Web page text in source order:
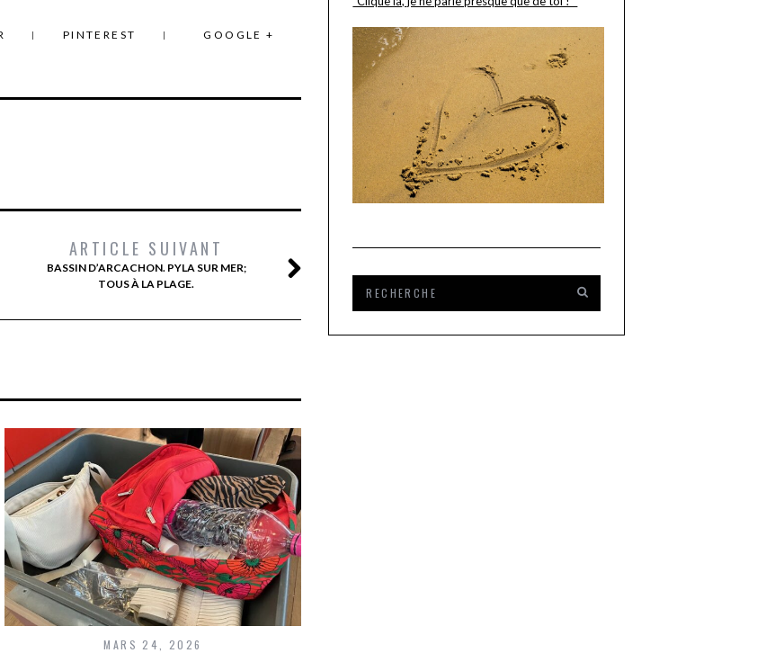
PINTEREST GOOGLE +
ARTICLE SUIVANT
BASSIN D’ARCACHON. PYLA SUR MER;
TOUS À LA PLAGE.
MARS 24, 2026